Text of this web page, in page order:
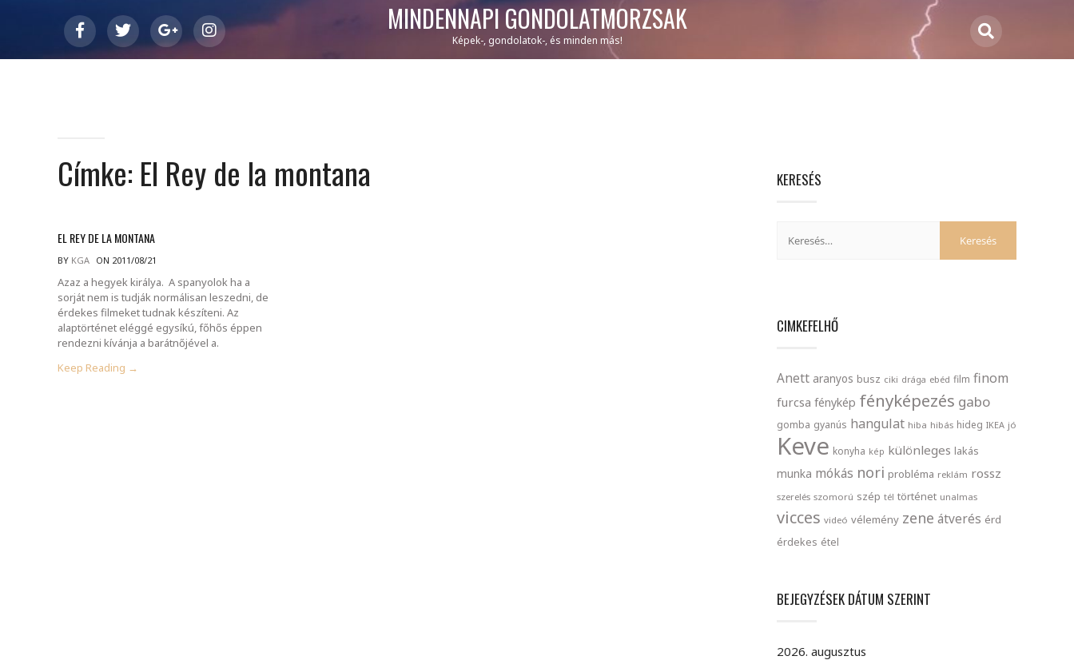
MINDENNAPI GONDOLATMORZSÁK
Képek-, gondolatok-, és minden más!
Címke: El Rey de la montana
EL REY DE LA MONTANA
BY KGA ON 2011/08/21
Azaz a hegyek királya. A spanyolok ha a
sorját nem is tudják normálisan leszedni, de
érdekes filmeket tudnak készíteni. Az
alaptörténet eléggé egysíkú, főhős éppen
rendezni kívánja a barátnőjével a.
Keep Reading →
KERESÉS
CIMKEFELHŐ
Anett aranyos busz ciki drága ebéd film finom
furcsa fénykép fényképezés gabo
gomba gyanús hangulat hiba hibás hideg IKEA jó
Keve konyha kép különleges lakás
munka mókás nori probléma reklám rossz
szerelés szomorú szép tél történet unalmas
vicces videó vélemény zene átverés érd
érdekes étel
BEJEGYZÉSEK DÁTUM SZERINT
2026. augusztus